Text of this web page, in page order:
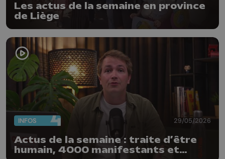
Les actus de la semaine en province
de Liège
INFOS 29/05/2026
Actus de la semaine : traite d’être
humain, 4000 manifestants et